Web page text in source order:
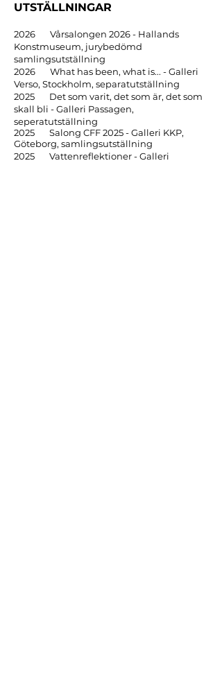
UTSTÄLLNINGAR
2026 Vårsalongen 2026 - Hallands
Konstmuseum, jurybedömd
samlingsutställning
2026 What has been, what is... - Galleri
Verso, Stockholm, separatutställning
2025 Det som varit, det som är, det som
skall bli - Galleri Passagen,
seperatutställning
2025 Salong CFF 2025 - Galleri KKP,
Göteborg, samlingsutställning
2025 Vattenreflektioner - Galleri